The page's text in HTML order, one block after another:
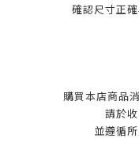
確認尺寸正
購買本店商品
請於
並遵循